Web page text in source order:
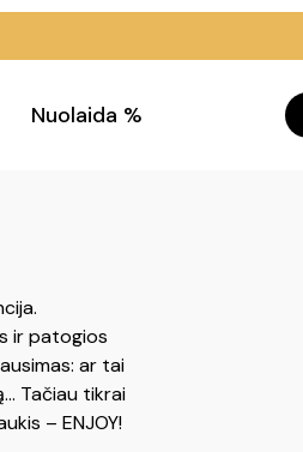
Nuolaida %
ir patogios
ar tai
Tačiau tikrai
– ENJOY!